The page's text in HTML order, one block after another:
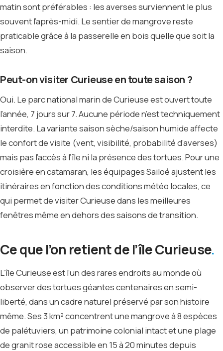
matin sont préférables : les averses surviennent le plus
souvent l’après-midi. Le sentier de mangrove reste
praticable grâce à la passerelle en bois quelle que soit la
saison.
Peut-on visiter Curieuse en toute saison ?
Oui. Le parc national marin de Curieuse est ouvert toute
l’année, 7 jours sur 7. Aucune période n’est techniquement
interdite. La variante saison sèche/saison humide affecte
le confort de visite (vent, visibilité, probabilité d’averses)
mais pas l’accès à l’île ni la présence des tortues. Pour une
croisière en catamaran, les équipages Sailoé ajustent les
itinéraires en fonction des conditions météo locales, ce
qui permet de visiter Curieuse dans les meilleures
fenêtres même en dehors des saisons de transition.
Ce que l’on retient de l’île Curieuse
L’île Curieuse est l’un des rares endroits au monde où
observer des tortues géantes centenaires en semi-
liberté, dans un cadre naturel préservé par son histoire
même. Ses 3 km² concentrent une mangrove à 8 espèces
de palétuviers, un patrimoine colonial intact et une plage
de granit rose accessible en 15 à 20 minutes depuis